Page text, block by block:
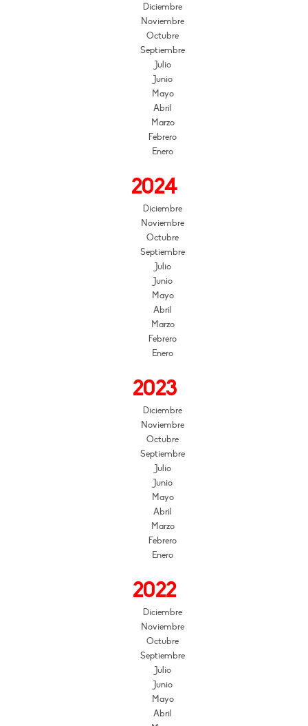
Diciembre
Noviembre
Octubre
Septiembre
Julio
Junio
Mayo
Abril
Marzo
Febrero
Enero
2024
Diciembre
Noviembre
Octubre
Septiembre
Julio
Junio
Mayo
Abril
Marzo
Febrero
Enero
2023
Diciembre
Noviembre
Octubre
Septiembre
Julio
Junio
Mayo
Abril
Marzo
Febrero
Enero
2022
Diciembre
Noviembre
Octubre
Septiembre
Julio
Junio
Mayo
Abril